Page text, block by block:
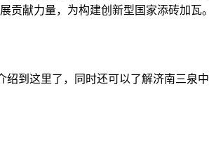
献力量，为构建创新型国家添砖加瓦
绍到这里了，同时还可以了解济南三泉